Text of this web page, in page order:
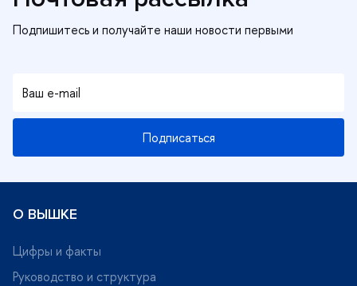
Подписаться
О ВЫШКЕ
Цифры и факты
Руководство и структура